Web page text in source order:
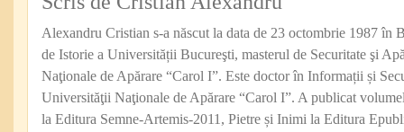
Alexandru Cristian s-a născut la data de 23 octombrie 1987 în
de Istorie a Universității Bucureşti, masterul de Securitate şi
Naţionale de Apărare “Carol I”. Este doctor în Informații și
Universităţii Naţionale de Apărare “Carol I”. A publicat
la Editura Semne-Artemis-2011, Pietre și Inimi la Editura